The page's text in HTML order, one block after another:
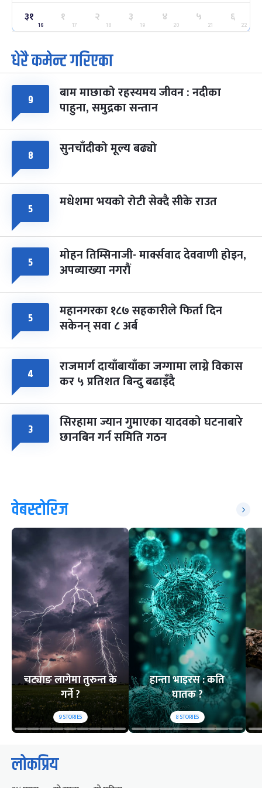
२५
मंगल
ग्याल्पो ल्होसार
फाल्गुन २५, २०८३ Mar 9, 2027
७ महिना बाँकी
७
आइत
पूर्णिमा व्रत
चैत्र ७, २०८३-Mar 21, 2027
८ फागुपूर्णिमा
चैत्र ८, २०८३-Mar 22, 2027
७ महिना बाँकी
३१
16
१
17
२
18
३
19
४
20
५
21
६
22
धेरै कमेन्ट गरिएका
९ बाम माछाको रहस्यमय जीवन : नदीका
पाहुना, समुद्रका सन्तान
८ सुनचाँदीको मूल्य बढ्यो
५ मधेशमा भयको रोटी सेक्दै सीके राउत
५ मोहन तिम्सिनाजी- मार्क्सवाद देववाणी होइन,
अपव्याख्या नगरौं
५ महानगरका १८७ सहकारीले फिर्ता दिन
सकेनन् सवा ८ अर्ब
४ राजमार्ग दायाँबायाँका जग्गामा लाग्ने विकास
कर ५ प्रतिशत बिन्दु बढाइँदै
३ सिरहामा ज्यान गुमाएका यादवको घटनाबारे
छानबिन गर्न समिति गठन
वेबस्टोरिज
चट्याङ लागेमा तुरुन्त के
गर्ने ?
9STORIES
हान्ता भाइरस : कति
घातक ?
8STORIES
लोकप्रिय